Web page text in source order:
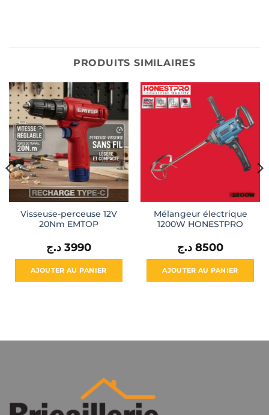
PRODUITS SIMILAIRES
Visseuse-perceuse 12V
20Nm EMTOP
3990 د.ج
AJOUTER AU PANIER
Mélangeur électrique
1200W HONESTPRO
8500 د.ج
AJOUTER AU PANIER